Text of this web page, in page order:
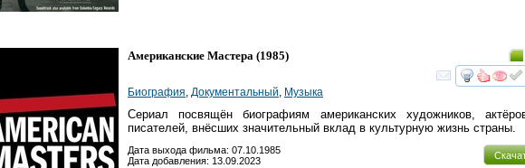
Американские Мастера (1985)
Биография, Документальный, Музыка
Сериал посвящён биографиям американских художников,
писателей, внёсших значительный вклад в культурную жизнь страны.
Дата выхода фильма: 07.10.1985
Дата добавления: 13.09.2023